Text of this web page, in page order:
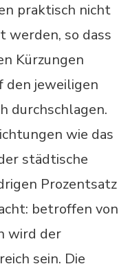
praktisch nicht
werden, so dass
Kürzungen
den jeweiligen
durchschlagen.
wie das
städtische
Prozentsatz
betroffen von
wird der
sein. Die